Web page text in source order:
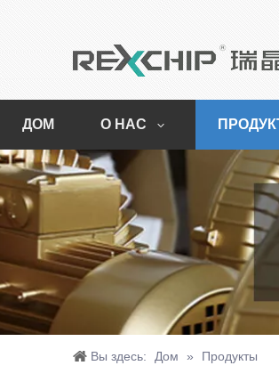
ДОМ О НАС
Вы здесь: Дом » Продукты